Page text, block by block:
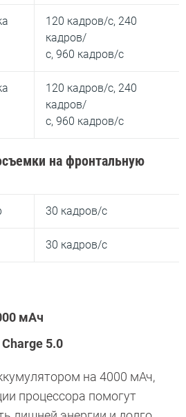
120 кадров/с, 240
кадров/
с, 960 кадров/с
120 кадров/с, 240
кадров/
с, 960 кадров/с
на фронтальную
30 кадров/с
30 кадров/c
мАч
5.0
на 4000 мАч,
процессора помогут